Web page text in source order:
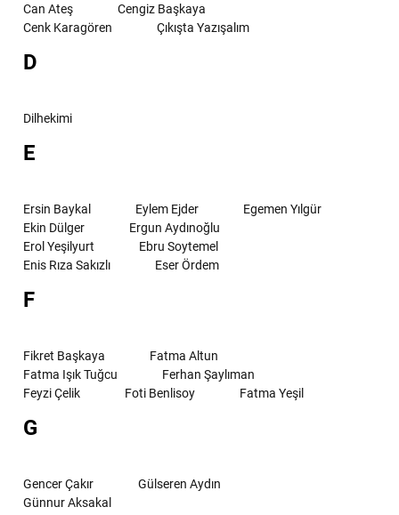
Can Ateş
Cengiz Başkaya
Cenk Karagören
Çıkışta Yazışalım
D
Dilhekimi
E
Ersin Baykal Eylem Ejder
Egemen Yılgür
Ekin Dülger
Ergun Aydınoğlu
Erol Yeşilyurt
Ebru Soytemel
Enis Rıza Sakızlı
Eser Ördem
F
Fikret Başkaya
Fatma Altun
Fatma Işık Tuğcu
Ferhan Şaylıman
Feyzi Çelik
Foti Benlisoy Fatma Yeşil
G
Gencer Çakır
Gülseren Aydın
Günnur Aksakal